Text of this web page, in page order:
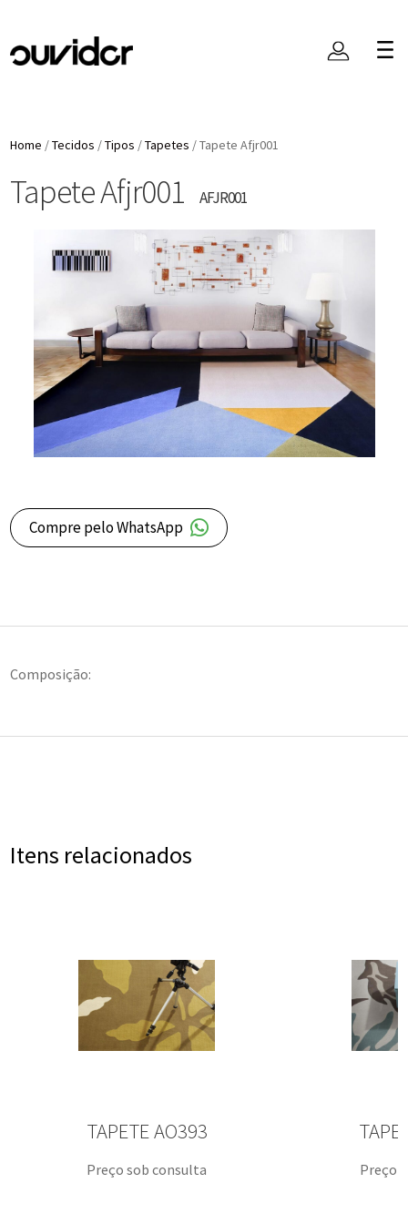
Home /Tecidos /Tipos /Tapetes /Tapete Afjr001
Tapete Afjr001 AFJR001
Compre pelo WhatsApp
Composição:
Itens relacionados
TAPETE AO393
Preço sob consulta Preço